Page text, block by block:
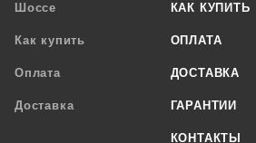
Шоссе
Как купить
Оплата
Доставка
КАК КУПИТЬ
ОПЛАТА
ДОСТАВКА
ГАРАНТИИ
КОНТАКТЫ